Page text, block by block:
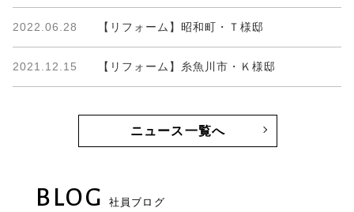
2022.06.28 【リフォーム】昭和町・Ｔ様邸
2021.12.15 【リフォーム】糸魚川市・Ｋ様邸
ニュース一覧へ
BLOG 社員ブログ